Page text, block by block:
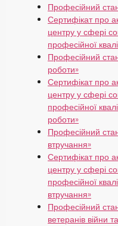
Професійний
Сертифікат про
центру у сфері
професійної
Професійний
роботи»
Сертифікат про
центру у сфері
професійної
роботи»
Професійний
втручання»
Сертифікат про
центру у сфері
професійної
втручання»
Професійний
ветеранів війни